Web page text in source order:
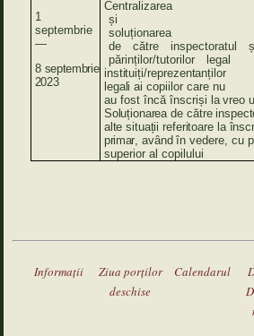
1
septembrie
—
8 septembrie
2023
Centralizarea
și
soluționarea
de
către inspectoratul
părinților/tutorilor
legal
instituiți/reprezentanților
legali ai copiilor care nu
aufost încă înscriși lavreo
Soluționarea de către
alte situații referitoare la
primar avândîn vedere, cu
superioral copilului
Informaţii
Ziua porţilor
deschise
Calendarul